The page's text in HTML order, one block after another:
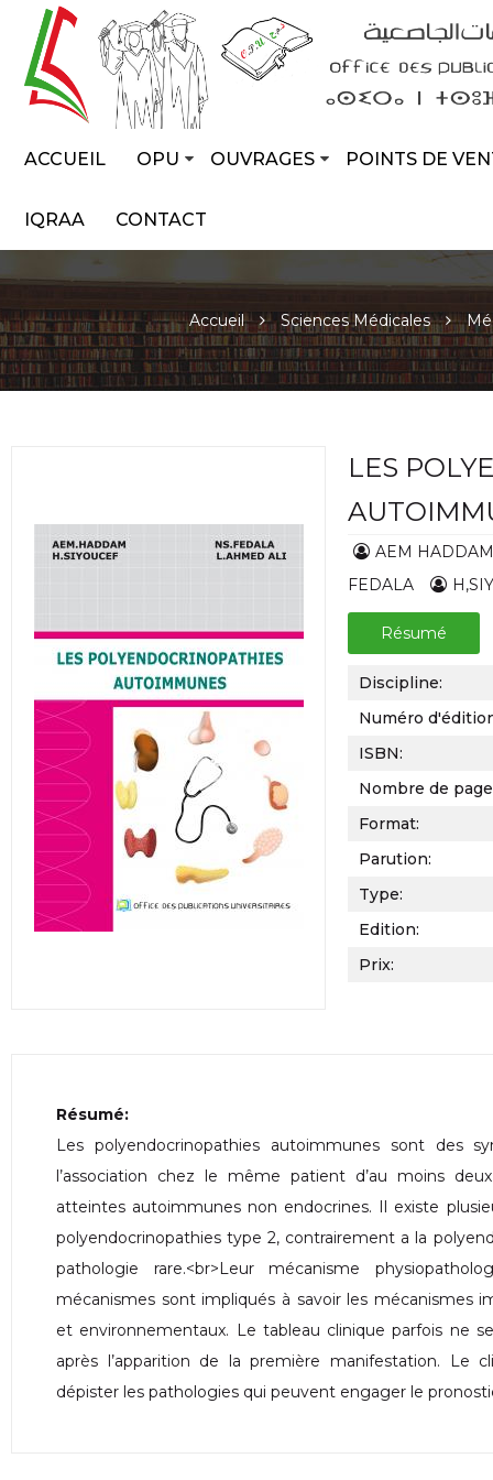
ACCUEIL OPU OUVRAGES POINTS DE
IQRAA CONTACT
Accueil Sciences Médicales
LES
AEM HADDAM
FEDALA
Résumé
Discipline:
Numéro
ISBN:
Nombre de
Format:
Parution:
Type:
Edition:
Prix:
Résumé:
Les polyendocrinopathies autoimmunes sont des
l’association chez le même patient d’au moins
atteintes autoimmunes non endocrines. Il existe
polyendocrinopathies type 2, contrairement a la
pathologie rare.<br>Leur mécanisme
mécanismes sont impliqués à savoir les mécanismes
et environnementaux. Le tableau clinique parfois ne
après l’apparition de la première manifestation. Le
dépister les pathologies qui peuvent engager le